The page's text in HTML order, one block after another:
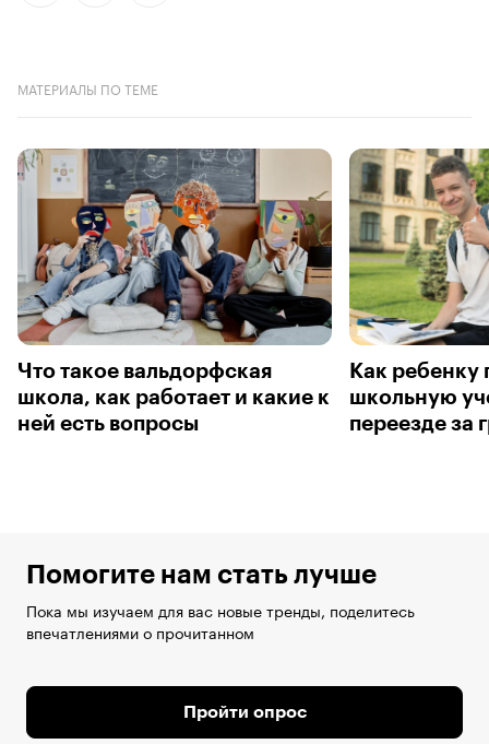
МАТЕРИАЛЫ ПО ТЕМЕ
Что такое вальдорфская
школа, как работает и какие к
ней есть вопросы
Как ребенку
школьную
переезде за
Помогите нам стать лучше
Пока мы изучаем для вас новые тренды, поделитесь
впечатлениями о прочитанном
Пройти опрос